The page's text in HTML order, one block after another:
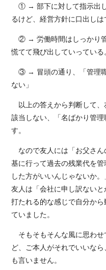
① → 部下に対して指示出
るけど、経営方針に口出しは
② → 労働時間はしっかり
慌てて飛び出していっている
③ → 冒頭の通り、「管理
ない」
以上の答えから判断して、
該当しない、「名ばかり管
す。
なので友人には「お父さ
基に行って過去の残業代を
した方がいいんじゃないか
友人は「会社に申し訳ない
打たれる的な感じで自分か
ていました。
そもそもそんな風に思わ
ど、ご本人がそれでいいな
も言いません。